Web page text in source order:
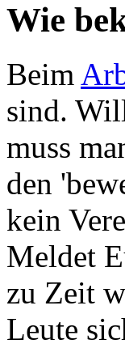
Wie
Beim
sind.
muss
den
kein
Meldet
zu Zeit
Leute